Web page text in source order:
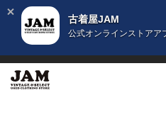
古着屋JAM
公式オンラインストアア